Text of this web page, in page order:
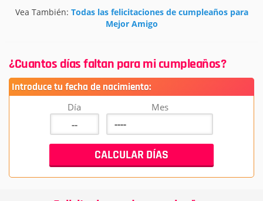
Vea También: Todas las felicitaciones de cumpleaños para
Mejor Amigo
¿Cuantos días faltan para mi cumpleaños?
Introduce tu fecha de nacimiento:
Día Mes